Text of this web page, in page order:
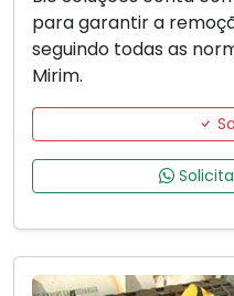
para garantir a
seguindo todas as
Mirim.